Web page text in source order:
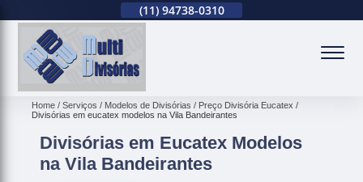
(11) 94738-0310
Home Serviços Modelos de Divisórias
Preço Divisória Eucatex
Divisórias em eucatex modelos na Vila Bandeirantes
Divisórias em Eucatex Modelos
na Vila Bandeirantes